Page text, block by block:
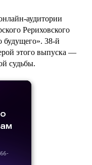
аудитории
Рериховского
будущего». 38-й
этого выпуска —
судьбы.